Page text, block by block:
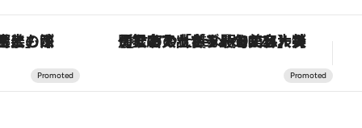
山椒、大葉など目にも舌にも涼を呼ぶ郷土の味 【銀座で出合う最旬美容】美髪ケアや上質な眠り…セルフケアのアップデートから、特別な名入れギフトまで。大人のための「ReFa GINZA」クルーズ